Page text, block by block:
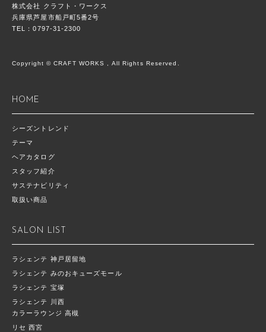
株式会社 クラフト・ワークス
兵庫県芦屋市船戸町5番2号
TEL：0797-31-2300
Copyright © CRAFT WORKS , All Rights Reserved.
HOME
シーズントレンド
テーマ
ヘアカタログ
スタッフ紹介
サステナビリティ
取扱い商品
SALON LIST
ラシェンテ 神戸居留地
ラシェンテ みのおキューズモール
ラシェンテ 宝塚
ラシェンテ 川西
カラーラウンジ 高槻
リセ 西宮